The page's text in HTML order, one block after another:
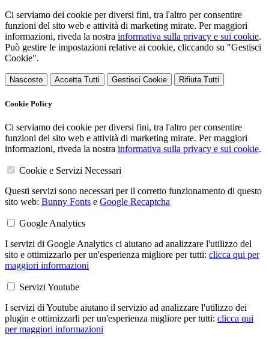
Ci serviamo dei cookie per diversi fini, tra l'altro per consentire
funzioni del sito web e attività di marketing mirate. Per maggiori
informazioni, riveda la nostra informativa sulla privacy e sui cookie.
Può gestire le impostazioni relative ai cookie, cliccando su "Gestisci
Cookie".
Nascosto Accetta Tutti Gestisci Cookie Rifiuta Tutti
Cookie Policy
Ci serviamo dei cookie per diversi fini, tra l'altro per consentire
funzioni del sito web e attività di marketing mirate. Per maggiori
informazioni, riveda la nostra informativa sulla privacy e sui cookie.
Cookie e Servizi Necessari
Questi servizi sono necessari per il corretto funzionamento di questo
sito web: Bunny Fonts e Google Recaptcha
Google Analytics
I servizi di Google Analytics ci aiutano ad analizzare l'utilizzo del
sito e ottimizzarlo per un'esperienza migliore per tutti: clicca qui per
maggiori informazioni
Servizi Youtube
I servizi di Youtube aiutano il servizio ad analizzare l'utilizzo dei
plugin e ottimizzarli per un'esperienza migliore per tutti: clicca qui
per maggiori informazioni